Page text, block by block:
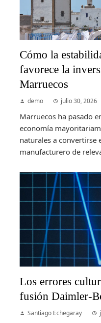
Cómo la
favorece la
Marruecos
demo julio 30, 2026
Marruecos ha pasado
economía
naturales a convertirse
manufacturero de
Los errores
fusión Daimler-
Santiago Echegaray